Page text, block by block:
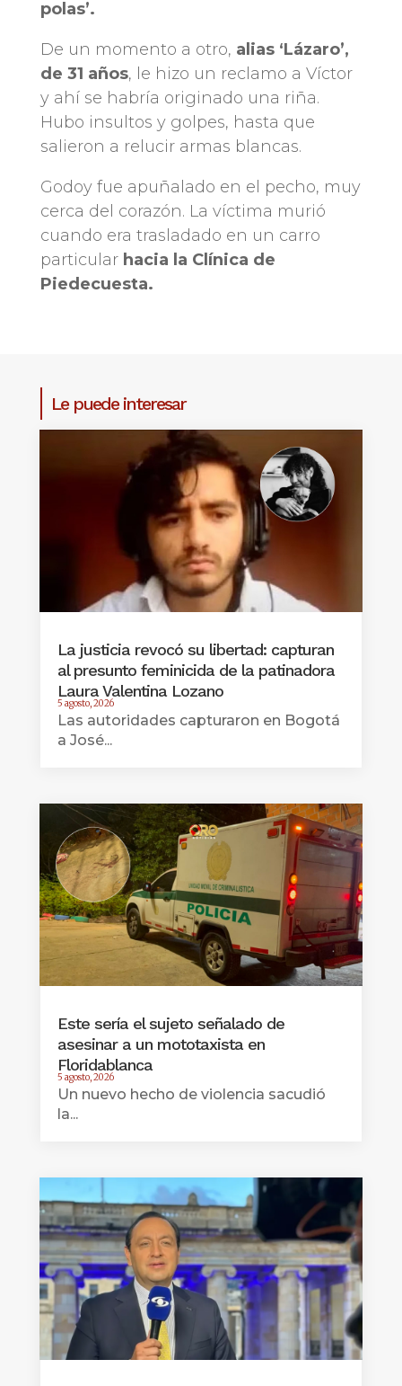
polas’.
De un momento a otro, alias ‘Lázaro’,
de 31 años, le hizo un reclamo a Víctor
y ahí se habría originado una riña.
Hubo insultos y golpes, hasta que
salieron a relucir armas blancas.
Godoy fue apuñalado en el pecho, muy
cerca del corazón. La víctima murió
cuando era trasladado en un carro
particular hacia la Clínica de
Piedecuesta.
Le puede interesar
La justicia revocó su libertad: capturan
al presunto feminicida de la patinadora
Laura Valentina Lozano
5 agosto, 2026
Las autoridades capturaron en Bogotá
a José...
Este sería el sujeto señalado de
asesinar a un mototaxista en
Floridablanca
5 agosto, 2026
Un nuevo hecho de violencia sacudió
la...